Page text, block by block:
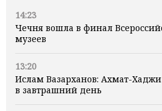
14:23
Чечня вошла в финал
музеев
13:20
Ислам Вазарханов: Ахмат-
в завтрашний день